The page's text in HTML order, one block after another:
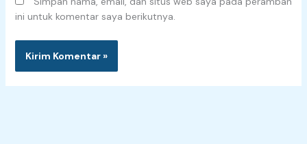
ini untuk komentar saya berikutnya.